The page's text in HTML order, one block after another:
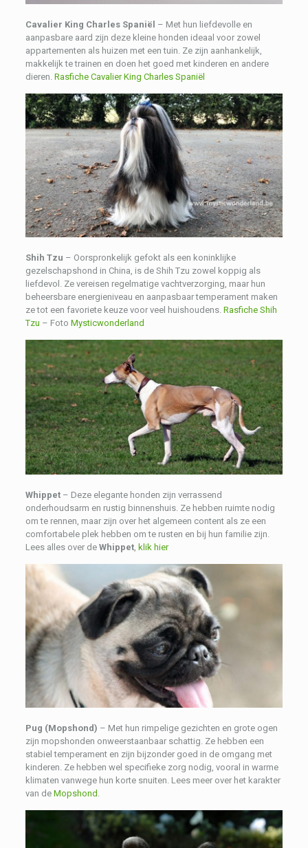
Cavalier King Charles Spaniël – Met hun liefdevolle en
aanpasbare aard zijn deze kleine honden ideaal voor zowel
appartementen als huizen met een tuin. Ze zijn aanhankelijk,
makkelijk te trainen en doen het goed met kinderen en andere
dieren. Rasfiche Cavalier King Charles Spaniël
Shih Tzu – Oorspronkelijk gefokt als een koninklijke
gezelschapshond in China, is de Shih Tzu zowel koppig als
liefdevol. Ze vereisen regelmatige vachtverzorging, maar hun
beheersbare energieniveau en aanpasbaar temperament maken
ze tot een favoriete keuze voor veel huishoudens. Rasfiche Shih
Tzu – Foto Mysticwonderland
Whippet– Deze elegante honden zijn verrassend
onderhoudsarm en rustig binnenshuis. Ze hebben ruimte nodig
om te rennen, maar zijn over het algemeen content als ze een
comfortabele plek hebben om te rusten en bij hun familie zijn.
Lees alles over de Whippet, klik hier
Pug (Mopshond) – Met hun rimpelige gezichten en grote ogen
zijn mopshonden onweerstaanbaar schattig. Ze hebben een
stabiel temperament en zijn bijzonder goed in de omgang met
kinderen. Ze hebben wel specifieke zorg nodig, vooral in warme
klimaten vanwege hun korte snuiten. Lees meer over het karakter
van de Mopshond .